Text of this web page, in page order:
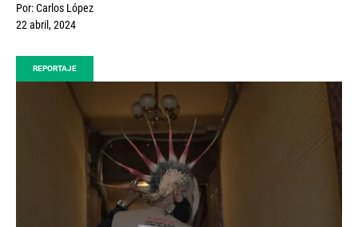
Por:Carlos López
22 abril, 2024
REPORTAJE